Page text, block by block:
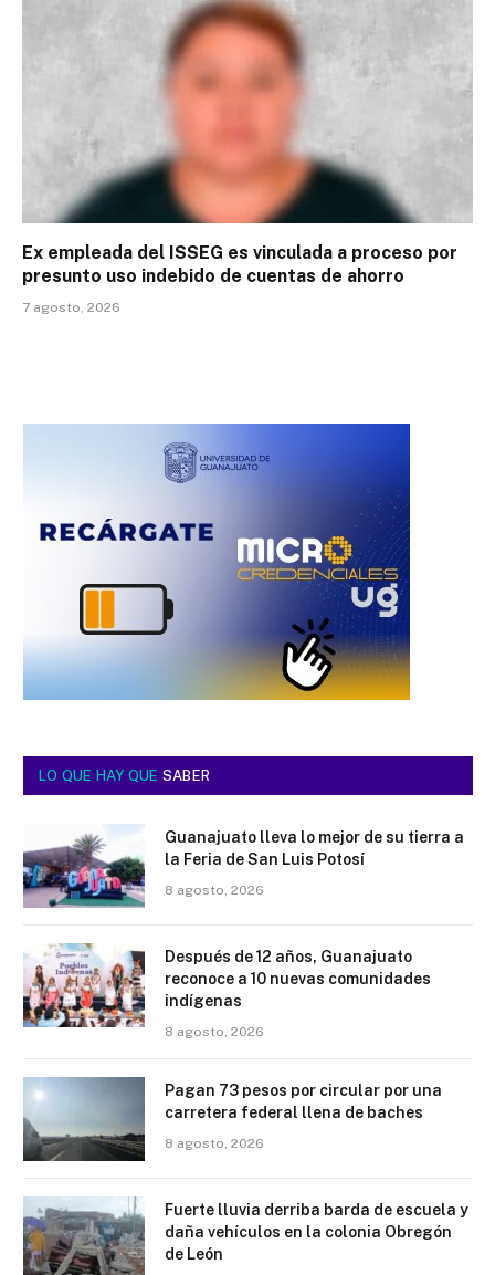
Ex empleada del ISSEG es vinculada a proceso por
presunto uso indebido de cuentas de ahorro
7 agosto, 2026
LO QUE HAY QUE SABER
Guanajuato lleva lo mejor de su tierra a
la Feria de San Luis Potosí
8 agosto, 2026
Después de 12 años, Guanajuato
reconoce a 10 nuevas comunidades
indígenas
8 agosto, 2026
Pagan 73 pesos por circular por una
carretera federal llena de baches
8 agosto, 2026
Fuerte lluvia derriba barda de escuela y
daña vehículos en la colonia Obregón
de León